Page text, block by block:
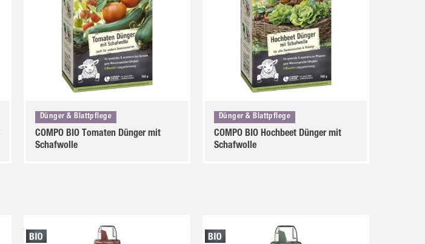
Dünger & Blattpflege
COMPO BIO Tomaten Dünger mit
Schafwolle
Dünger & Blattpflege
COMPO BIO Hochbeet Dünger mit
Schafwolle